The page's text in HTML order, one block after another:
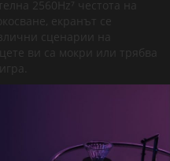
2560Hz⁷ честота на
екранът се
сценарии на
ви са мокри или трябва